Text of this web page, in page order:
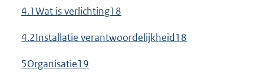
4.1Wat is verlichting18
4.2Installatie verantwoordelijkheid18
5Organisatie19